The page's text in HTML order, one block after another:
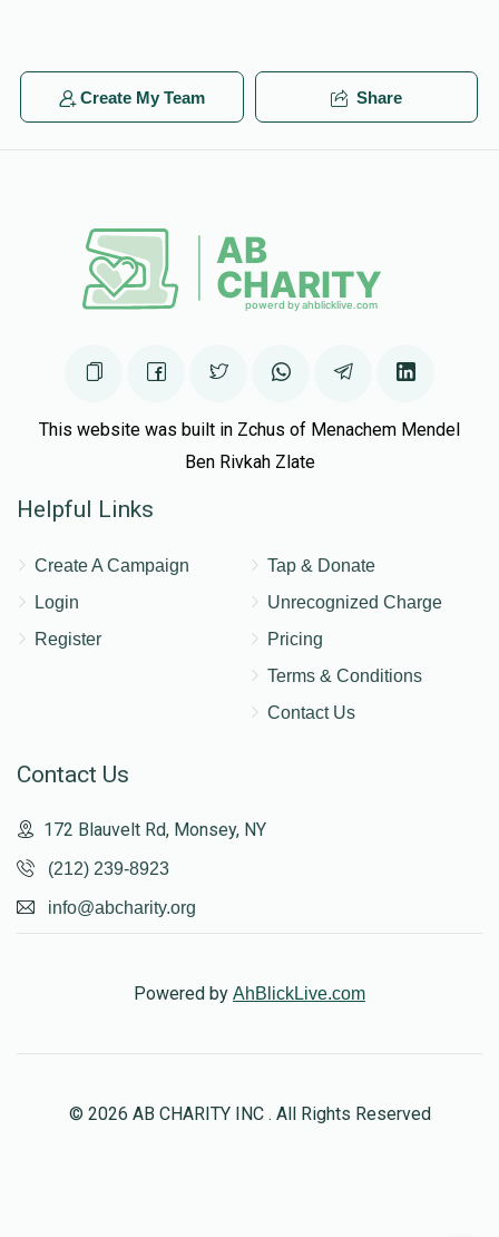
Create My Team Share
This website was built in Zchus of Menachem Mendel
Ben Rivkah Zlate
Helpful Links
Create A Campaign
Login
Register
Tap & Donate
Unrecognized Charge
Pricing
Terms & Conditions
Contact Us
Contact Us
172 Blauvelt Rd, Monsey, NY
(212) 239-8923
info@abcharity.org
Powered by AhBlickLive.com
© 2026 AB CHARITY INC . All Rights Reserved